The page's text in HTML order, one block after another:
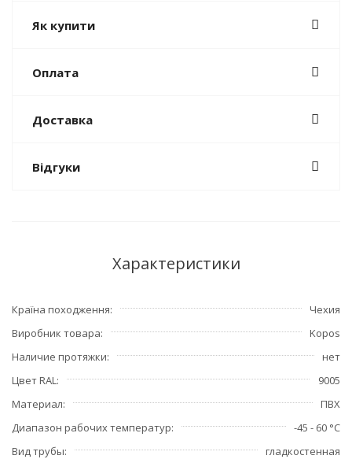
Як купити
Оплата
Доставка
Відгуки
Характеристики
Країна походження
Чехия
Виробник товара
Kopos
Наличие протяжки
нет
Цвет RAL
9005
Материал
ПВХ
Диапазон рабочих температур
-45 - 60 °C
Вид трубы
гладкостенная